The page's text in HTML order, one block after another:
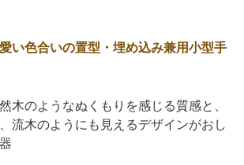
い色合いの置型・埋め込み兼用小型手
木のようなぬくもりを感じる質感と、
流木のようにも見えるデザインがおし